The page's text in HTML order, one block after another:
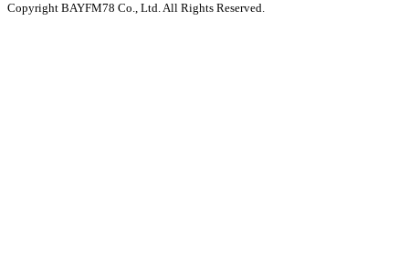
Copyright BAYFM78 Co., Ltd. All Rights Reserved.